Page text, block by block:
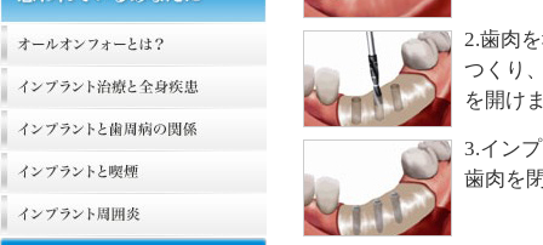
2.歯肉
つくり
を開け
3.イン
歯肉を